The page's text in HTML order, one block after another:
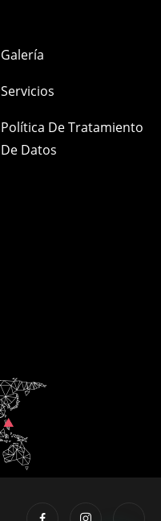
Galería
Servicios
Política De Tratamiento
De Datos